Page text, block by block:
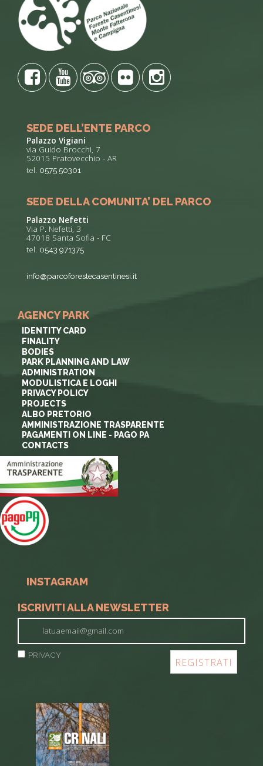
SEDE DELL’ENTE PARCO
Palazzo Vigiani
via Guido Brocchi, 7
52015 Pratovecchio - AR
tel. 0575 50301
SEDE DELLA COMUNITA’ DEL PARCO
Palazzo Nefetti
Via P. Nefetti, 3
47018 Santa Sofia - FC
tel. 0543 971375
info@parcoforestecasentinesi.it
AGENCY PARK
IDENTITY CARD
FINALITY
BODIES
PARK PLANNING AND LAW
ADMINISTRATION
MODULISTICA E LOGHI
PRIVACY POLICY
PROJECTS
ALBO PRETORIO
AMMINISTRAZIONE TRASPARENTE
PAGAMENTI ON LINE - PAGO PA
CONTACTS
INSTAGRAM
ISCRIVITI ALLA NEWSLETTER
PRIVACY